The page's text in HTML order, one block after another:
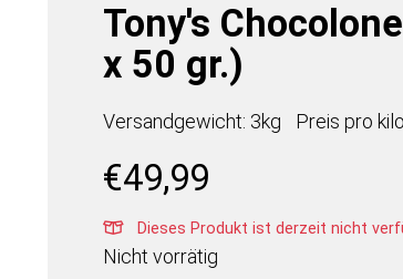
Tony's
x 50 gr.)
Versandgewicht: 3kg Preis pro
€49,99
Dieses Produkt ist derzeit nicht
Nicht vorrätig